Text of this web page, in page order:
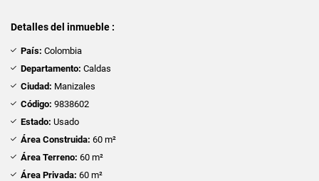
Detalles del inmueble :
País: Colombia
Departamento: Caldas
Ciudad: Manizales
Código: 9838602
Estado: Usado
Área Construida: 60 m²
Área Terreno: 60 m²
Área Privada: 60 m²